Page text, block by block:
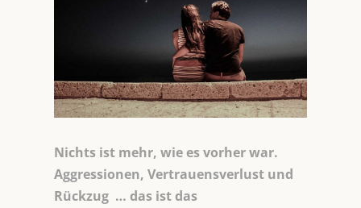
Nichts ist mehr, wie es vorher war.
Aggressionen, Vertrauensverlust und
Rückzug … das ist das